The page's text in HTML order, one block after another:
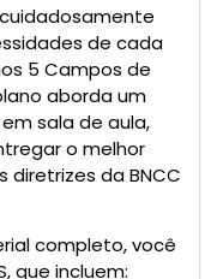
cuidadosamente
de cada
5 Campos de
aborda um
sala de aula,
o melhor
diretrizes da BNCC
completo, você
que incluem: